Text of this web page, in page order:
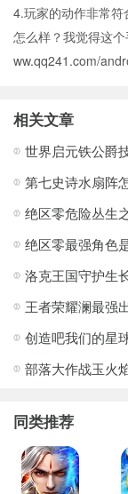
4.玩家的动作非常符
怎么样？我觉得这
ww.qq241.com/
相关文章
第七史诗水扇阵
绝区零最强角色
同类推荐